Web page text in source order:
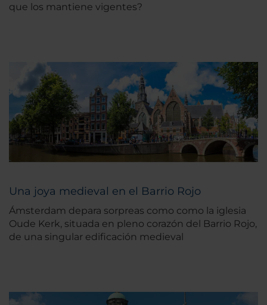
que los mantiene vigentes?
Una joya medieval en el Barrio Rojo
Ámsterdam depara sorpreas como como la iglesia
Oude Kerk, situada en pleno corazón del Barrio Rojo,
de una singular edificación medieval